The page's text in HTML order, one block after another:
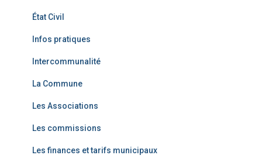
État Civil
Infos pratiques
Intercommunalité
La Commune
Les Associations
Les commissions
Les finances et tarifs municipaux